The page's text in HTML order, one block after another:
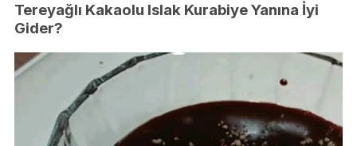
Tereyağlı Kakaolu Islak Kurabiye Yanına İyi
Gider?